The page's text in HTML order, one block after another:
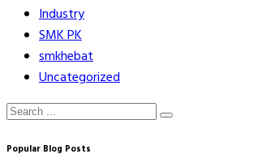
Industry
SMK PK
smkhebat
Uncategorized
Popular Blog Posts